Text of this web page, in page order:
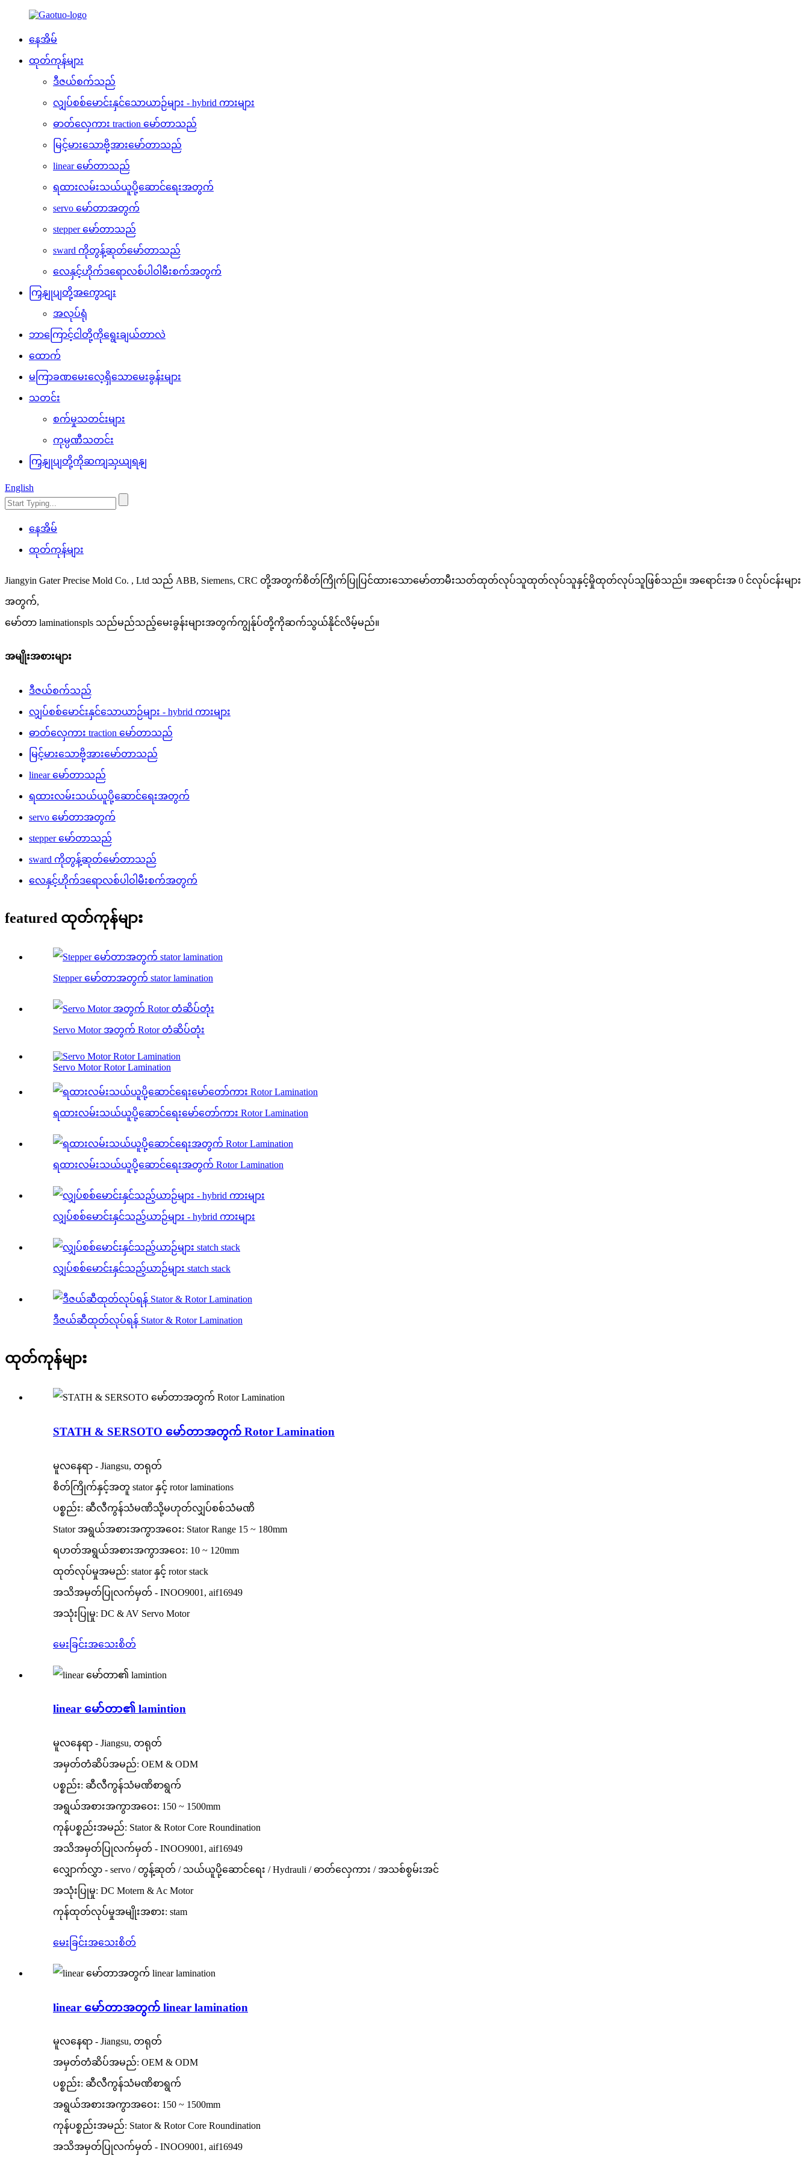
နေအိမ်
ထုတ်ကုန်များ
ဒီဇယ်စက်သည်
လျှပ်စစ်မောင်းနှင်သောယာဉ်များ - hybrid ကားများ
ဓာတ်လှေကား traction မော်တာသည်
မြင့်မားသောဗို့အားမော်တာသည်
linear မော်တာသည်
ရထားလမ်းသယ်ယူပို့ဆောင်ရေးအတွက်
servo မော်တာအတွက်
stepper မော်တာသည်
sward ကိုတွန့်ဆုတ်မော်တာသည်
လေနှင့်ဟိုက်ဒရောလစ်ပါဝါမီးစက်အတွက်
ကြှနျုပျတို့အကွောငျး
အလုပ်ရုံ
ဘာကြောင့်ငါတို့ကိုရွေးချယ်တာလဲ
ထောက်
မကြာခဏမေးလေ့ရှိသောမေးခွန်းများ
သတင်း
စက်မှုသတင်းများ
ကုမ္ပဏီသတင်း
ကြှနျုပျတို့ကိုဆကျသှယျရနျ
English
နေအိမ်
ထုတ်ကုန်များ
Jiangyin Gater Precise Mold Co. , Ltd သည် ABB, Siemens, CRC တို့အတွက်စိတ်ကြိုက်ပြုပြင်ထားသောမော်တာမီးသတ်ထုတ်လုပ်သူထုတ်လုပ်သူနှင့်မှိုထုတ်လုပ်သူဖြစ်သည်။ အရောင်းအ 0 င်လုပ်ငန်းများ
အတွက်,
မော်တာ laminationspls သည်မည်သည့်မေးခွန်းများအတွက်ကျွန်ုပ်တို့ကိုဆက်သွယ်နိုင်လိမ့်မည်။
အမျိုးအစားများ
ဒီဇယ်စက်သည်
လျှပ်စစ်မောင်းနှင်သောယာဉ်များ - hybrid ကားများ
ဓာတ်လှေကား traction မော်တာသည်
မြင့်မားသောဗို့အားမော်တာသည်
linear မော်တာသည်
ရထားလမ်းသယ်ယူပို့ဆောင်ရေးအတွက်
servo မော်တာအတွက်
stepper မော်တာသည်
sward ကိုတွန့်ဆုတ်မော်တာသည်
လေနှင့်ဟိုက်ဒရောလစ်ပါဝါမီးစက်အတွက်
featured ထုတ်ကုန်များ
Stepper မော်တာအတွက် stator lamination
Servo Motor အတွက် Rotor တံဆိပ်တုံး
Servo Motor Rotor Lamination
ရထားလမ်းသယ်ယူပို့ဆောင်ရေးမော်တော်ကား Rotor Lamination
ရထားလမ်းသယ်ယူပို့ဆောင်ရေးအတွက် Rotor Lamination
လျှပ်စစ်မောင်းနှင်သည့်ယာဉ်များ - hybrid ကားများ
လျှပ်စစ်မောင်းနှင်သည့်ယာဉ်များ statch stack
ဒီဇယ်ဆီထုတ်လုပ်ရန် Stator & Rotor Lamination
ထုတ်ကုန်များ
STATH & SERSOTO မော်တာအတွက် Rotor Lamination
မူလနေရာ - Jiangsu, တရုတ်
စိတ်ကြိုက်နှင့်အတူ stator နှင့် rotor laminations
ပစ္စည်း: ဆီလီကွန်သံမဏိသို့မဟုတ်လျှပ်စစ်သံမဏိ
Stator အရွယ်အစားအကွာအဝေး: Stator Range 15 ~ 180mm
ရဟတ်အရွယ်အစားအကွာအဝေး: 10 ~ 120mm
ထုတ်လုပ်မှုအမည်: stator နှင့် rotor stack
အသိအမှတ်ပြုလက်မှတ် - INOO9001, aif16949
အသုံးပြုမှု: DC & AV Servo Motor
မေးခြင်းအသေးစိတ်
linear မော်တာ၏ lamintion
မူလနေရာ - Jiangsu, တရုတ်
အမှတ်တံဆိပ်အမည်: OEM & ODM
ပစ္စည်း: ဆီလီကွန်သံမဏိစာရွက်
အရွယ်အစားအကွာအဝေး: 150 ~ 1500mm
ကုန်ပစ္စည်းအမည်: Stator & Rotor Core Roundination
အသိအမှတ်ပြုလက်မှတ် - INOO9001, aif16949
လျှောက်လွှာ - servo / တွန့်ဆုတ် / သယ်ယူပို့ဆောင်ရေး / Hydrauli / ဓာတ်လှေကား / အသစ်စွမ်းအင်
အသုံးပြုမှု: DC Motern & Ac Motor
ကုန်ထုတ်လုပ်မှုအမျိုးအစား: stam
မေးခြင်းအသေးစိတ်
linear မော်တာအတွက် linear lamination
မူလနေရာ - Jiangsu, တရုတ်
အမှတ်တံဆိပ်အမည်: OEM & ODM
ပစ္စည်း: ဆီလီကွန်သံမဏိစာရွက်
အရွယ်အစားအကွာအဝေး: 150 ~ 1500mm
ကုန်ပစ္စည်းအမည်: Stator & Rotor Core Roundination
အသိအမှတ်ပြုလက်မှတ် - INOO9001, aif16949